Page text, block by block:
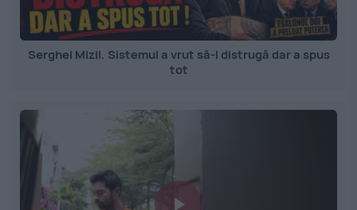
Serghei Mizil. Sistemul a vrut să-l distrugă dar a spus
tot